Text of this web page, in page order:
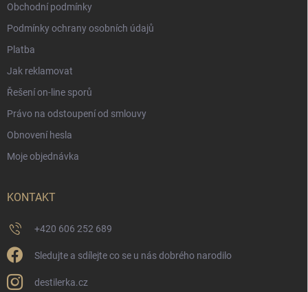
Obchodní podmínky
Podmínky ochrany osobních údajů
Platba
Jak reklamovat
Řešení on-line sporů
Právo na odstoupení od smlouvy
Obnovení hesla
Moje objednávka
KONTAKT
+420 606 252 689
Sledujte a sdílejte co se u nás dobrého narodilo
destilerka.cz